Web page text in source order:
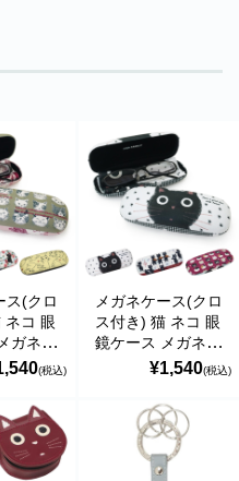
ス(クロ
ネコ 眼
ガネ拭
(税込)
メガネケース(クロ
ス付き) 猫 ネコ 眼
鏡ケース メガネ拭
き J487 noa
¥1,540(税込)
勝手ではございますが、2024
させていただきます。年内出
年始は1月6日より開始いたしま
文やお問い合わせ等に関しま
いただきます。お客様にはご不
くださいますようお願い申し上
ください**
発信元がヤマト運輸
」からの荷物が配送される旨